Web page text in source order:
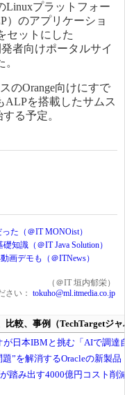
プラットフォー
）のアプリケーショ
セットにした
発者向けポータルサイ
のOrange向けにすで
ALPを搭載したサムス
る予定。
た（＠IT MONOist）
知識（＠IT Java Solution）
デモも（＠ITNews）
（＠IT 垣内郁栄）
さい： tokuho@ml.itmedia.co.jp